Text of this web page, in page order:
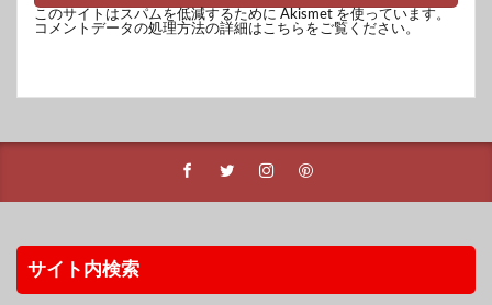
このサイトはスパムを低減するために Akismet を使っています。
コメントデータの処理方法の詳細はこちらをご覧ください。
サイト内検索